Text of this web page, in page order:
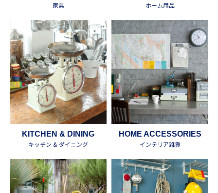
家具
ホーム用品
KITCHEN & DINING
キッチン & ダイニング
HOME ACCESSORIES
インテリア雑貨